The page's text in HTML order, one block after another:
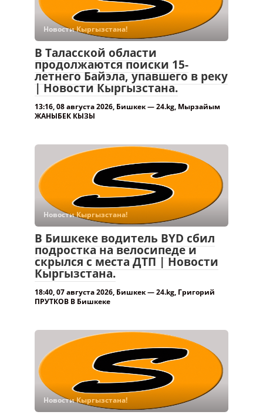
Новости Кыргызстана!
В Таласской области
продолжаются поиски 15-
летнего Байэла, упавшего в реку
| Новости Кыргызстана.
13:16, 08 августа 2026, Бишкек — 24.kg, Мырзайым
ЖАНЫБЕК КЫЗЫ
Новости Кыргызстана!
В Бишкеке водитель BYD сбил
подростка на велосипеде и
скрылся с места ДТП | Новости
Кыргызстана.
18:40, 07 августа 2026, Бишкек — 24.kg, Григорий
ПРУТКОВ В Бишкеке
Новости Кыргызстана!